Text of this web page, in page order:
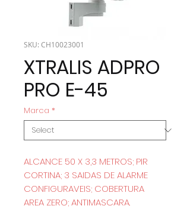
SKU: CH10023001
XTRALIS ADPRO
PRO E-45
Marca *
ALCANCE 50 X 3,3 METROS; PIR
CORTINA; 3 SAIDAS DE ALARME
CONFIGURAVEIS; COBERTURA
AREA ZERO; ANTIMASCARA.